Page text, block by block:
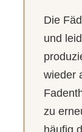
Die
und
wieder
zu
häufig